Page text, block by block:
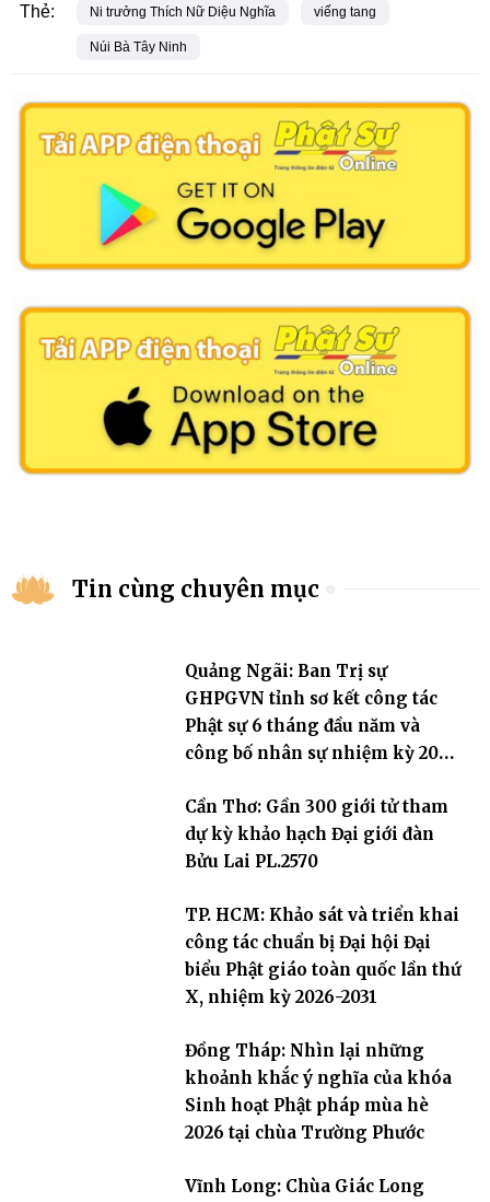
Thẻ: Ni trưởng Thích Nữ Diệu Nghĩa viếng tang
Núi Bà Tây Ninh
Tin cùng chuyên mục
Quảng Ngãi: Ban Trị sự
GHPGVN tỉnh sơ kết công tác
Phật sự 6 tháng đầu năm và
công bố nhân sự nhiệm kỳ 2026
Cần Thơ: Gần 300 giới tử tham
dự kỳ khảo hạch Đại giới đàn
Bửu Lai PL.2570
TP. HCM: Khảo sát và triển khai
công tác chuẩn bị Đại hội Đại
biểu Phật giáo toàn quốc lần thứ
X, nhiệm kỳ 2026-2031
Đồng Tháp: Nhìn lại những
khoảnh khắc ý nghĩa của khóa
Sinh hoạt Phật pháp mùa hè
2026 tại chùa Trường Phước
Vĩnh Long: Chùa Giác Long